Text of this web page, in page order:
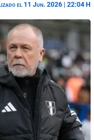
el 11 Jun. 2026 | 22:04 H